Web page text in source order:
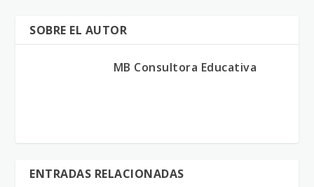
SOBRE EL AUTOR
MB Consultora Educativa
ENTRADAS RELACIONADAS